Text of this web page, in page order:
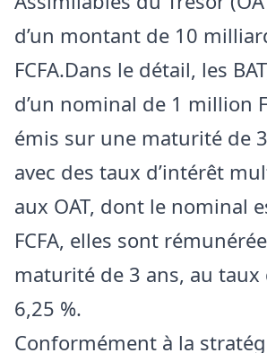
d’un montant de 10
FCFA.Dans le détail, les
d’un nominal de 1 million
émis sur une maturité de
avec des taux d’intérêt
aux OAT, dont le nominal
FCFA, elles sont
maturité de 3 ans, au taux
6,25 %.
Conformément à la